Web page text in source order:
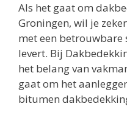
Als het gaat om
Groningen, wil je
met een
levert. Bij
het belang van
gaat om het
bitumen